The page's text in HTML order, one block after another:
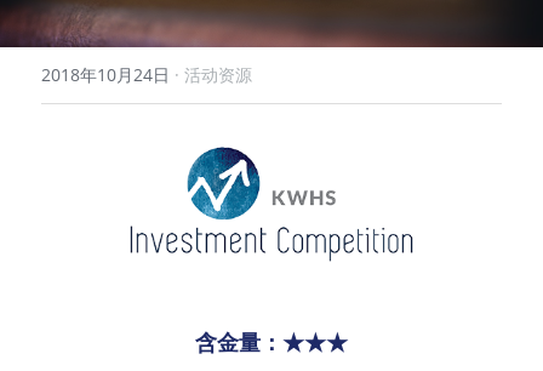
2018年10月24日 · 活动资源
含金量：★★★